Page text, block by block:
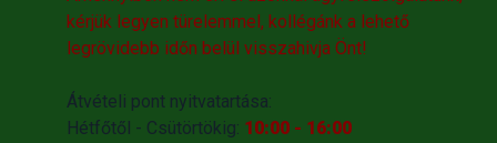
kérjük legyen türelemmel, kollégánk a lehető
legrövidebb időn belül visszahivja Önt!
Átvételi pont nyitvatartása:
Hétfőtől - Csütörtökig: 10:00 - 16:00